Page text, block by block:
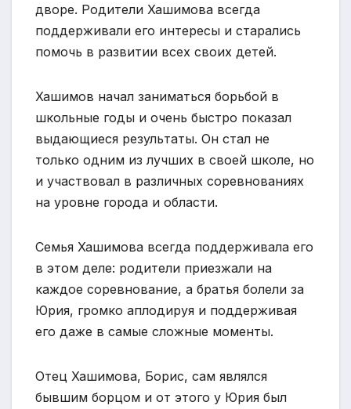
дворе. Родители Хашимова всегда
поддерживали его интересы и старались
помочь в развитии всех своих детей.
Хашимов начал заниматься борьбой в
школьные годы и очень быстро показал
выдающиеся результаты. Он стал не
только одним из лучших в своей школе, но
и участвовал в различных соревнованиях
на уровне города и области.
Семья Хашимова всегда поддерживала его
в этом деле: родители приезжали на
каждое соревнование, а братья болели за
Юрия, громко аплодируя и поддерживая
его даже в самые сложные моменты.
Отец Хашимова, Борис, сам являлся
бывшим борцом и от этого у Юрия был